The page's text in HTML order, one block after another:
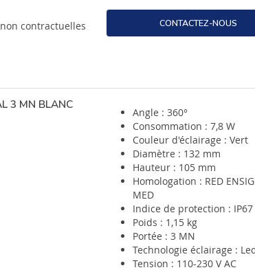
contractuelles CONTACTEZ-NOUS
3 MN BLANC
Angle : 360°
Consommation : 7,8 W
Couleur d'éclairage : Vert
Diamètre : 132 mm
Hauteur : 105 mm
Homologation : RED
MED
Indice de protection : IP67
Poids : 1,15 kg
Portée : 3 MN
Technologie éclairage :
Tension : 110-230 V AC